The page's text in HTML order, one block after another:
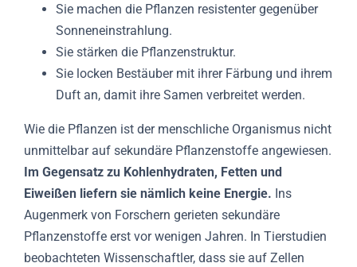
Sie machen die Pflanzen resistenter gegenüber
Sonneneinstrahlung.
Sie stärken die Pflanzenstruktur.
Sie locken Bestäuber mit ihrer Färbung und ihrem
Duft an, damit ihre Samen verbreitet werden.
Wie die Pflanzen ist der menschliche Organismus nicht
unmittelbar auf sekundäre Pflanzenstoffe angewiesen.
Im Gegensatz zu Kohlenhydraten, Fetten und
Eiweißen liefern sie nämlich keine Energie. Ins
Augenmerk von Forschern gerieten sekundäre
Pflanzenstoffe erst vor wenigen Jahren. In Tierstudien
beobachteten Wissenschaftler, dass sie auf Zellen